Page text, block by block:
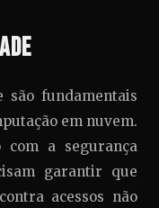
são fundamentais
em nuvem.
com a segurança
garantir que
acessos não